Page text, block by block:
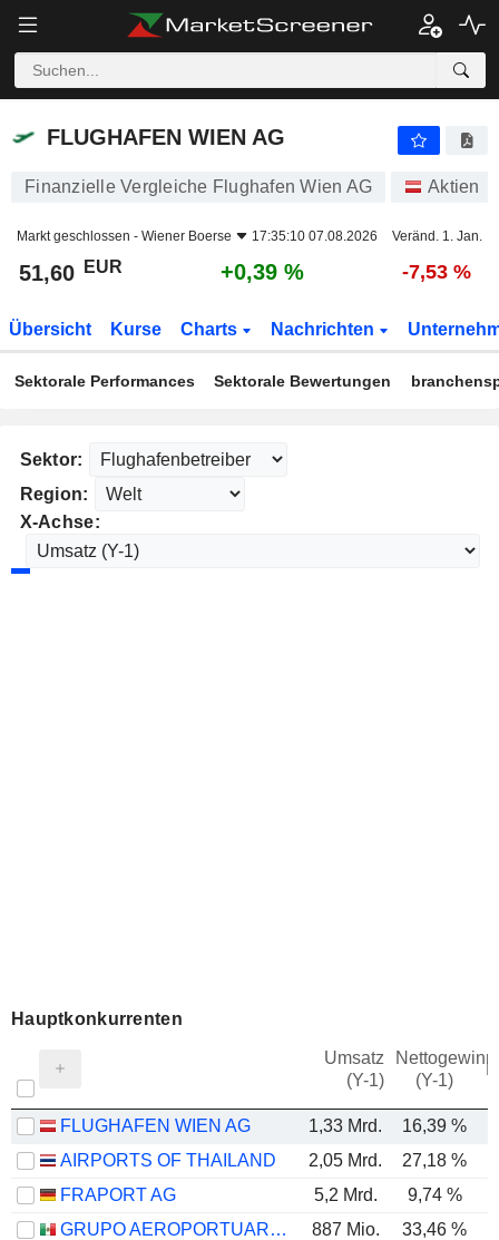
FLUGHAFEN WIEN AG
FLUGHAFEN WIEN AG
Finanzielle Vergleiche Flughafen Wien AG Aktien
Markt geschlossen - Wiener Boerse 17:35:10 07.08.2026 Veränd. 1. Jan.
51,60 EUR +0,39 % -7,53 %
Übersicht Kurse Charts Nachrichten
Sektorale Performances Sektorale Bewertungen
Sektor:
Region:
X-Achse:
Hauptkonkurrenten
Umsatz
(Y-1)
Nettogewinn
(Y-1)
FLUGHAFEN WIEN AG 1,33 Mrd. 16,39 %
AIRPORTS OF THAILAND
2,05 Mrd. 27,18 %
FRAPORT AG
5,2 Mrd. 9,74 %
GRUPO AEROPORTUARIO DEL CENTRO NORTE, S.A.B. DE C.V.
887 Mio. 33,46 %